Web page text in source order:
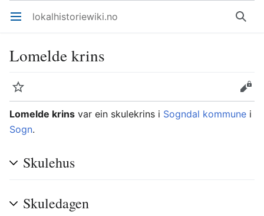
Åpne hovedmenyen lokalhistoriewiki.no Søk
Lomelde krins
Overvåk
Rediger
Lomelde krins var ein skulekrins i Sogndal kommune i
Sogn.
Skulehus
Skuledagen